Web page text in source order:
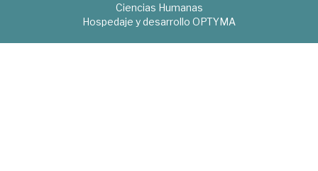
Ciencias Humanas
Hospedaje y desarrollo OPTYMA